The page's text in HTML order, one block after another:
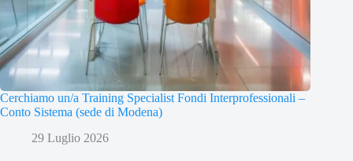
Cerchiamo un/a Training Specialist Fondi Interprofessionali –
Conto Sistema (sede di Modena)
29 Luglio 2026